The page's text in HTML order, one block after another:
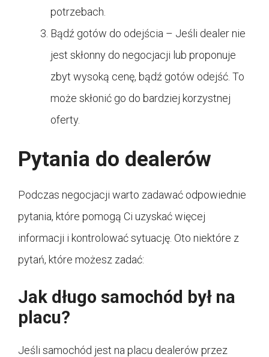
potrzebach.
Bądź gotów do odejścia – Jeśli dealer nie
jest skłonny do negocjacji lub proponuje
zbyt wysoką cenę, bądź gotów odejść. To
może skłonić go do bardziej korzystnej
oferty.
Pytania do dealerów
Podczas negocjacji warto zadawać odpowiednie
pytania, które pomogą Ci uzyskać więcej
informacji i kontrolować sytuację. Oto niektóre z
pytań, które możesz zadać:
Jak długo samochód był na
placu?
Jeśli samochód jest na placu dealerów przez